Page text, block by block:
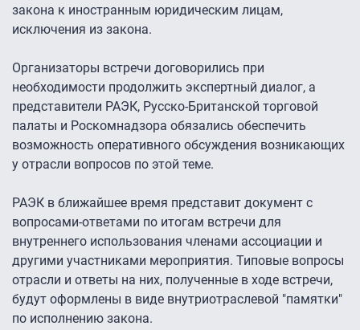
закона к иностранным юридическим лицам,
исключения из закона.
Организаторы встречи договорились при
необходимости продолжить экспертный диалог, а
представители РАЭК, Русско-Британской торговой
палаты и Роскомнадзора обязались обеспечить
возможность оперативного обсуждения возникающих
у отрасли вопросов по этой теме.
РАЭК в ближайшее время представит документ с
вопросами-ответами по итогам встречи для
внутреннего использования членами ассоциации и
другими участниками мероприятия. Типовые вопросы
отрасли и ответы на них, полученные в ходе встречи,
будут оформлены в виде внутриотраслевой "памятки"
по исполнению закона.